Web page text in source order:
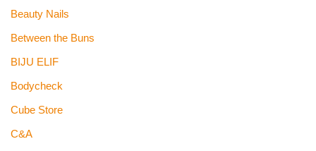
Beauty Nails
Between the Buns
BIJU ELIF
Bodycheck
Cube Store
C&A